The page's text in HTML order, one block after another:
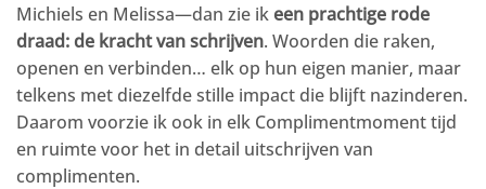
Michiels en Melissa—dan zie ik een prachtige rode
draad: de kracht van schrijven. Woorden die raken,
openen en verbinden… elk op hun eigen manier, maar
telkens met diezelfde stille impact die blijft nazinderen.
Daarom voorzie ik ook in elk Complimentmoment tijd
en ruimte voor het in detail uitschrijven van
complimenten.